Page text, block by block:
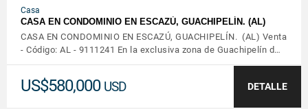
Casa
CASA EN CONDOMINIO EN ESCAZÚ, GUACHIPELÍN. (AL)
CASA EN CONDOMINIO EN ESCAZÚ, GUACHIPELÍN. (AL) Venta
- Código: AL - 9111241 En la exclusiva zona de Guachipelín d…
US$580,000 USD DETALLE